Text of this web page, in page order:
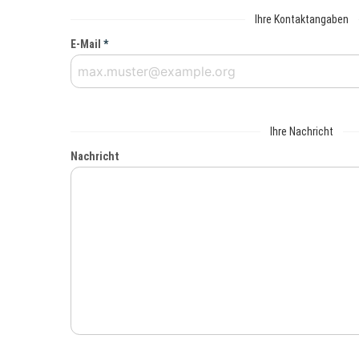
Ihre Kontaktangaben
E-Mail *
Ihre Nachricht
Nachricht